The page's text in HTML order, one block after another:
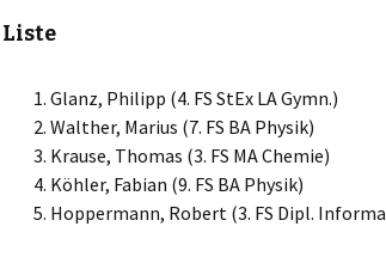
Liste
Glanz, Philipp (4. FS StEx LA Gymn.)
Walther, Marius (7. FS BA Physik)
Krause, Thomas (3. FS MA Chemie)
Köhler, Fabian (9. FS BA Physik)
Hoppermann, Robert (3. FS Dipl.